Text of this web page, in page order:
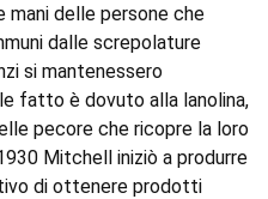
mani delle persone che
dalle screpolature
si mantenessero
fatto è dovuto alla lanolina,
pecore che ricopre la loro
Mitchell iniziò a produrre
di ottenere prodotti